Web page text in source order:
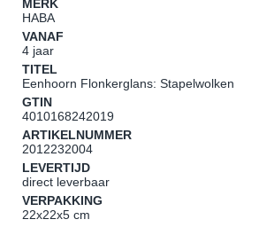
MERK
HABA
VANAF
4 jaar
TITEL
Eenhoorn Flonkerglans: Stapelwolken
GTIN
4010168242019
ARTIKELNUMMER
2012232004
LEVERTIJD
direct leverbaar
VERPAKKING
22x22x5 cm